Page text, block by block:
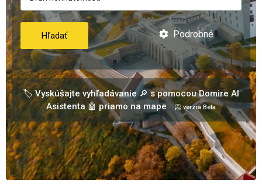
Hľadať Podrobné
🏷️ Vyskúšajte vyhľadávanie 🔎 s pomocou Domire AI
Asistenta 🤖 priamo na mape
📀 verzia Beta